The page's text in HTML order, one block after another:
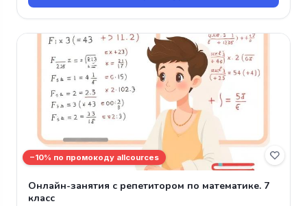
−10% по промокоду allcources
Онлайн-занятия с репетитором по математике. 7
класс